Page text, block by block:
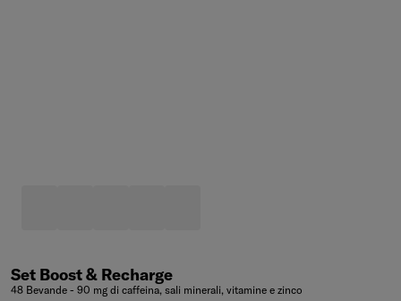
Set Boost & Recharge
48 Bevande - 90 mg di caffeina, sali minerali, vitamine e zinco